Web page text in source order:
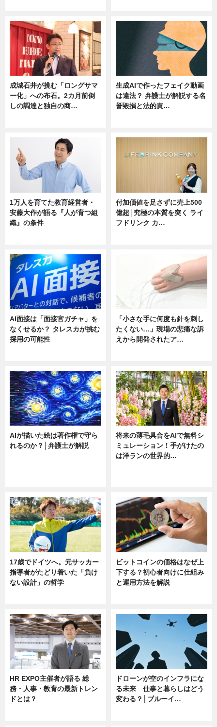
成城石井が挑む「ロングサマ
ー化」への布石。2カ月前倒
しの調達と独自の商…
生成AIで作ったフェイク動画
は違法？ 弁護士が解説する名
誉毀損と法的責…
1万人を育てた教育経営者・
安藤大作が語る『人が育つ組
織』の条件
付加価値を足さずに売上500
億超│究極の本質を突く ライ
フドリンク カ…
AI面接は「面接官ガチャ」を
なくせるか？ タレスカが挑む
採用の可能性
「小さな手に何度も針を刺し
たくない…」現場の悲痛な訴
えから開発されたア…
AIが描いた絵は著作権で守ら
れるのか？│弁護士が解説
将来の薄毛具合をAIで無料シ
ミュレーション！手がけたの
は洋ランの世界的…
17歳でドイツへ。元サッカー
指導者がたどり着いた「負け
ない設計」の哲学
ビットコインの価格はなぜ上
下する？初心者向けに仕組み
と運用方法を解説
HR EXPO主催者が語る 総
務・人事・教育の最新トレン
ドとは？
ドローンが空のインフラにな
る未来 仕事と暮らしはどう
変わる？│ブルーイ…